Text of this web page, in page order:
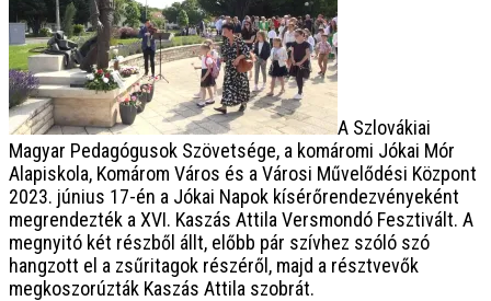
A Szlovákiai
Magyar Pedagógusok Szövetsége, a komáromi Jókai Mór
Alapiskola, Komárom Város és a Városi Művelődési Központ
2023. június 17-én a Jókai Napok kísérőrendezvényeként
megrendezték a XVI. Kaszás Attila Versmondó Fesztivált. A
megnyitó két részből állt, előbb pár szívhez szóló szó
hangzott el a zsűritagok részéről, majd a résztvevők
megkoszorúzták Kaszás Attila szobrát.